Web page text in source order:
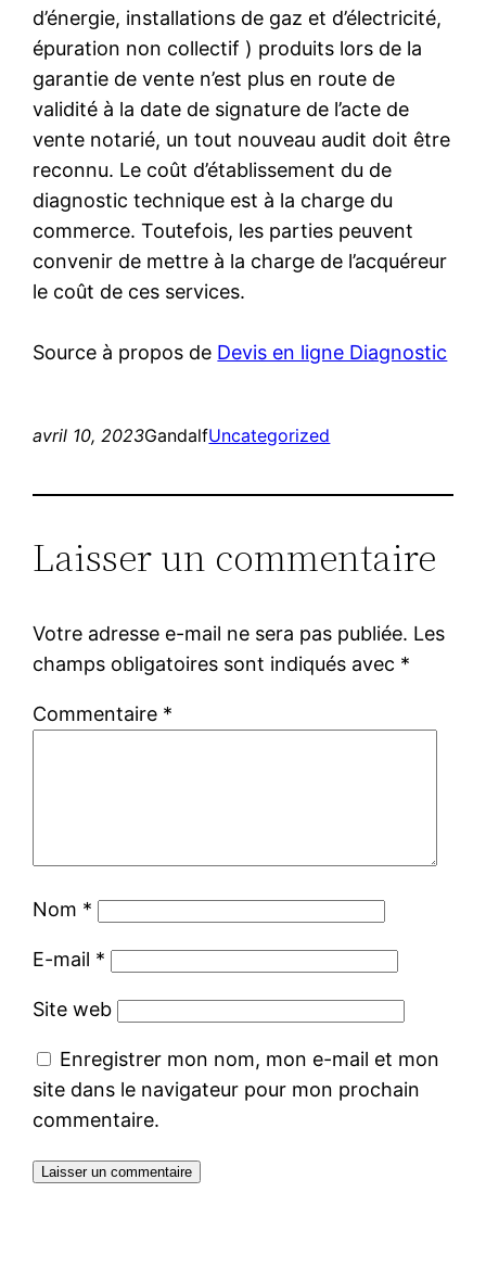
d’énergie, installations de gaz et d’électricité,
épuration non collectif ) produits lors de la
garantie de vente n’est plus en route de
validité à la date de signature de l’acte de
vente notarié, un tout nouveau audit doit être
reconnu. Le coût d’établissement du de
diagnostic technique est à la charge du
commerce. Toutefois, les parties peuvent
convenir de mettre à la charge de l’acquéreur
le coût de ces services.
Source à propos de Devis en ligne Diagnostic
avril 10, 2023GandalfUncategorized
Laisser un commentaire
Votre adresse e-mail ne sera pas publiée. Les
champs obligatoires sont indiqués avec *
Commentaire *
Nom *
E-mail *
Site web
Enregistrer mon nom, mon e-mail et mon
site dans le navigateur pour mon prochain
commentaire.